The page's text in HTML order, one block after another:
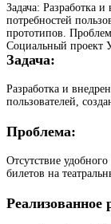
Задача: Разработка и
потребностей
прототипов.
Социальный проект
Задача:
Разработка и
пользователей,
Проблема:
Отсутствие
билетов на
Реализованное